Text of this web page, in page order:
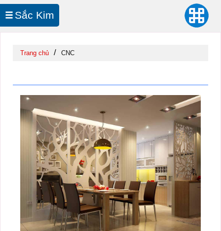
In UV Cuộn
Sắc Kim
Trang chủ / CNC